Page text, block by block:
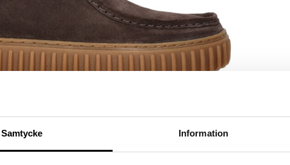
Samtycke Information